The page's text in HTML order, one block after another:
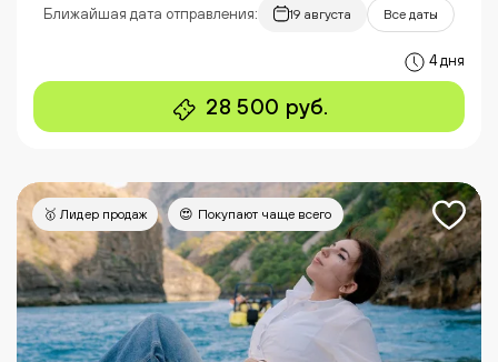
Ближайшая дата отправления: 19 августа Все даты
4 дня
28 500 руб.
🥇 Лидер продаж 😍 Покупают чаще всего